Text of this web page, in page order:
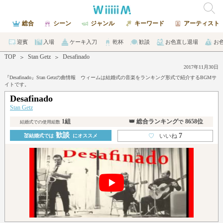
総合 シーン ジャンル キーワード アーティスト
迎賓 入場 ケーキ入刀 乾杯 歓談 お色直し退場 お
TOP ＞ Stan Getz ＞ Desafinado
2017年11月30日
『Desafinado』Stan Getzの曲情報 ウィームは結婚式の音楽をランキング形式で紹介するBGMサ
イトです。
Desafinado
Stan Getz
結婚式での使用組数1組 👑 総合ランキングで 8658位
💒結婚式では歓談 にオススメ ♡ いいね7